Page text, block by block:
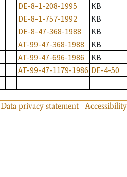
DE-8-1-208-1995 KB
DE-8-1-757-1992 KB
DE-8-47-368-1988 KB
AT-99-47-368-1988 KB
AT-99-47-696-1986 KB
AT-99-47-1179-1986 DE-4-50
Data privacy statement Accessibility